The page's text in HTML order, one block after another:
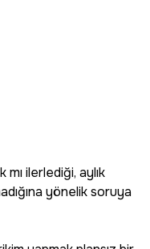
ilerlediği, aylık
yönelik soruya